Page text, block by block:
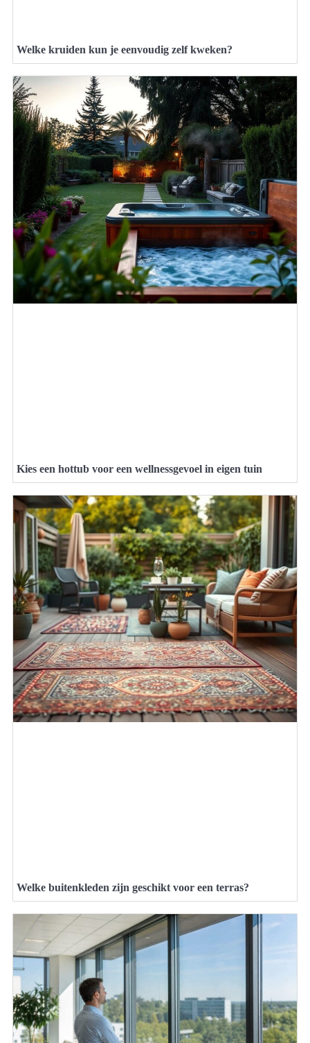
Welke kruiden kun je eenvoudig zelf kweken?
Kies een hottub voor een wellnessgevoel in eigen tuin
Welke buitenkleden zijn geschikt voor een terras?